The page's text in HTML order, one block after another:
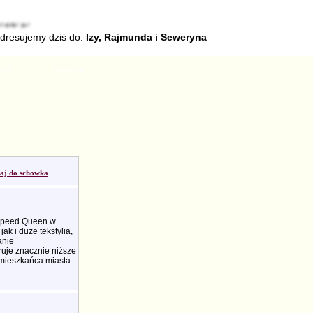
dziś do: Izy, Rajmunda i Seweryna
do schowka
Queen w
i duże tekstylia,
znacznie niższe
miasta.